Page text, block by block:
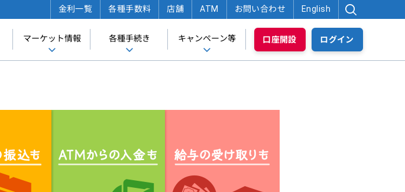
マーケット情報 各種手続き キャンペーン等 口座開設 ログイン
金利一覧 各種手数料 店舗 ATM お問い合わせ English